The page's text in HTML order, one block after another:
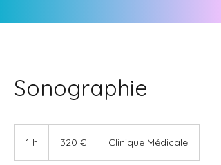
Sonographie
1 h 320 € Clinique Médicale